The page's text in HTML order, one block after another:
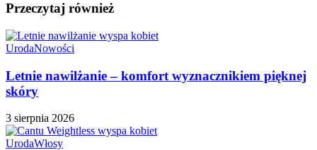
Przeczytaj również
UrodaNowości
Letnie nawilżanie – komfort wyznacznikiem pięknej
skóry
3 sierpnia 2026
UrodaWłosy